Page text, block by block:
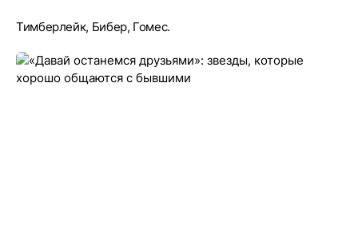
Тимберлейк, Бибер, Гомес.